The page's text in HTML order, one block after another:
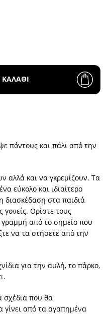
πόντους και πάλι από την
αλλά και να γκρεμίζουν. Τα
εύκολο και ιδιαίτερο
διασκέδαση στα παιδιά
Ορίστε τους
από το σημείο που
να τα στήσετε από την
για την αυλή, το πάρκο,
που θα
γίνει από τα αγαπημένα